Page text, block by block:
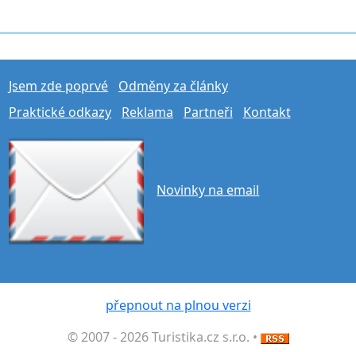
Jsem zde poprvé
Odměny za články
Praktické odkazy
Reklama Partneři Kontakt
Novinky na email
přepnout na plnou verzi
© 2007 - 2026 Turistika.cz s.r.o. •